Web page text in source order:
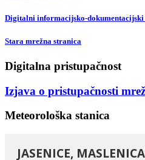
Digitalni informacijsko-dokumentacijski
Stara mrežna stranica
Digitalna pristupačnost
Izjava o pristupačnosti
Meteorološka stanica